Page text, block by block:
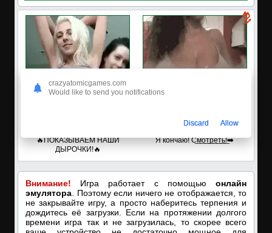
🔥ПОКАЗЫВАЕМ НАШИ
ДЫРОЧКИ!🔥
🔥ПОРНО-ЧАТ ОНЛАЙН🔥
Я кончаю! С͟м͟о͟т͟р͟е͟т͟ь͟!➡️
Внимание! Игра работает с помощью онлайн
эмулятора . Поэтому если ничего не отображается, то
не закрывайте игру, а просто наберитесь терпения и
дождитесь её загрузки. Если на протяжении долгого
времени игра так и не загрузилась, то скорее всего
crazyatomicgames.com
Would like to send you notifications
Discard Allow